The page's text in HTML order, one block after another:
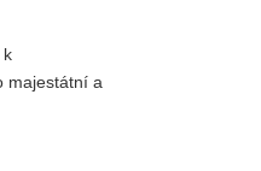
majestátní a